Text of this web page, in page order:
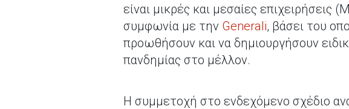
είναι μικρές και μεσαίες
συμφωνία με την Generali, βάσει του
προωθήσουν και να δημιουργήσουν
πανδημίας στο μέλλον.
Η συμμετοχή στο ενδεχόμενο σχέδιο